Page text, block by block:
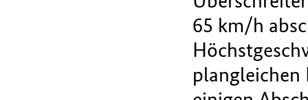
65 km/h
plangleichen